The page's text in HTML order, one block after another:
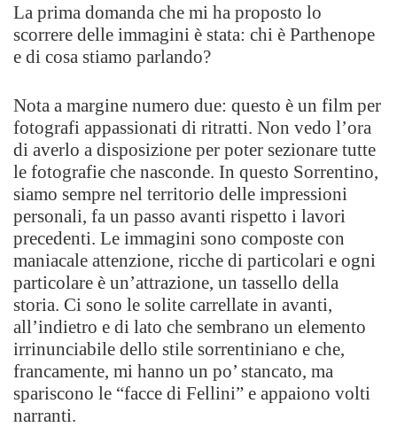
La prima domanda che mi ha proposto lo
scorrere delle immagini è stata: chi è Parthenope
e di cosa stiamo parlando?
Nota a margine numero due: questo è un film per
fotografi appassionati di ritratti. Non vedo l’ora
di averlo a disposizione per poter sezionare tutte
le fotografie che nasconde. In questo Sorrentino,
siamo sempre nel territorio delle impressioni
personali, fa un passo avanti rispetto i lavori
precedenti. Le immagini sono composte con
maniacale attenzione, ricche di particolari e ogni
particolare è un’attrazione, un tassello della
storia. Ci sono le solite carrellate in avanti,
all’indietro e di lato che sembrano un elemento
irrinunciabile dello stile sorrentiniano e che,
francamente, mi hanno un po’ stancato, ma
spariscono le “facce di Fellini” e appaiono volti
narranti.